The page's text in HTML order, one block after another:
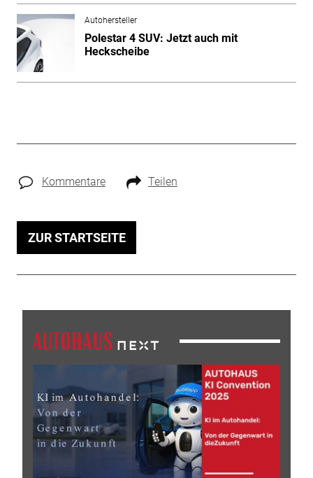
Autohersteller
Polestar 4 SUV: Jetzt auch mit
Heckscheibe
Kommentare Teilen
ZUR STARTSEITE